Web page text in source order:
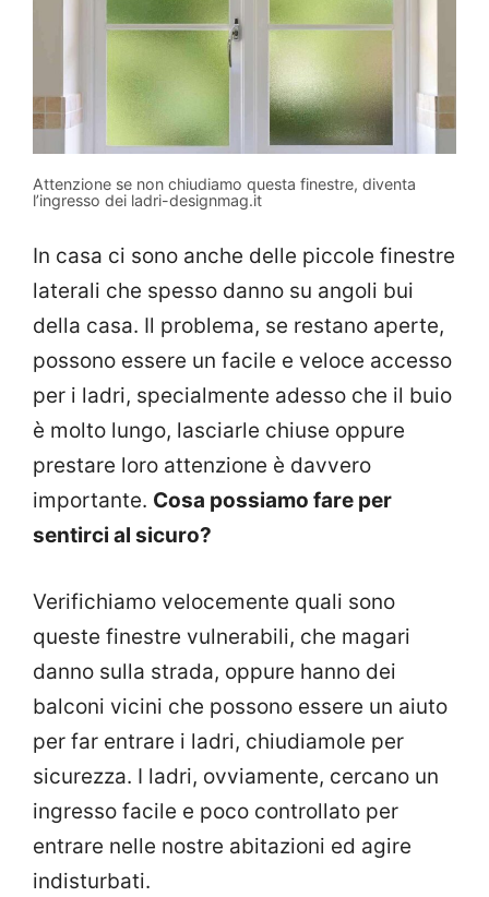
Attenzione se non chiudiamo questa finestre, diventa
l’ingresso dei ladri-designmag.it
In casa ci sono anche delle piccole finestre
laterali che spesso danno su angoli bui
della casa. Il problema, se restano aperte,
possono essere un facile e veloce accesso
per i ladri, specialmente adesso che il buio
è molto lungo, lasciarle chiuse oppure
prestare loro attenzione è davvero
importante. Cosa possiamo fare per
sentirci al sicuro?
Verifichiamo velocemente quali sono
queste finestre vulnerabili, che magari
danno sulla strada, oppure hanno dei
balconi vicini che possono essere un aiuto
per far entrare i ladri, chiudiamole per
sicurezza. I ladri, ovviamente, cercano un
ingresso facile e poco controllato per
entrare nelle nostre abitazioni ed agire
indisturbati.